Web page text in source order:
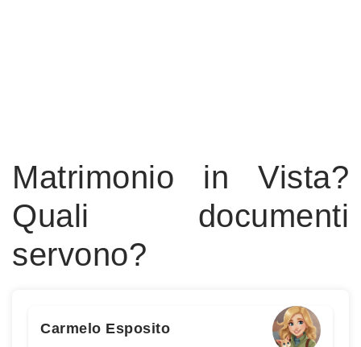
Matrimonio in Vista?
Quali documenti
servono?
Carmelo Esposito